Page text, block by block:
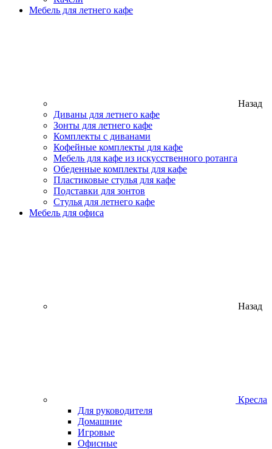
Мебель для летнего кафе
Назад
Диваны для летнего кафе
Зонты для летнего кафе
Комплекты с диванами
Кофейные комплекты для кафе
Мебель для кафе из искусственного ротанга
Обеденные комплекты для кафе
Пластиковые стулья для кафе
Подставки для зонтов
Стулья для летнего кафе
Мебель для офиса
Назад
Кресла
Для руководителя
Домашние
Игровые
Офисные